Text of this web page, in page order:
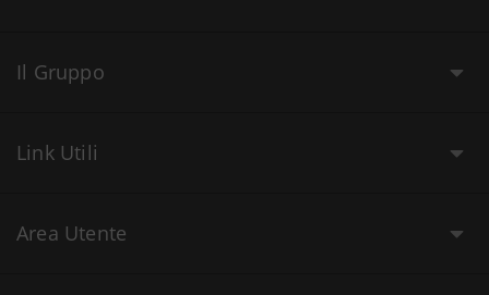
Il Gruppo
Link Utili
Area Utente